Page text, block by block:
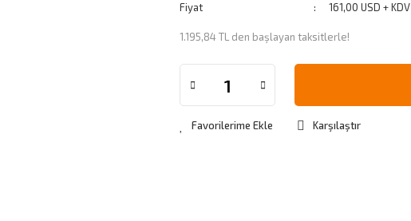
Fiyat
161,00 USD + KDV
1.195,84 TL den başlayan taksitlerle!
Karşılaştır